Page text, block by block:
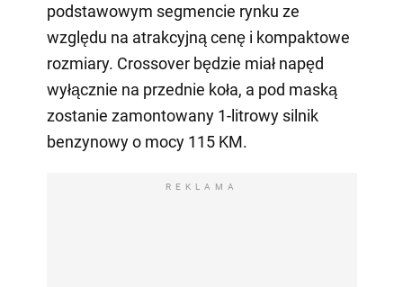
podstawowym segmencie rynku ze
względu na atrakcyjną cenę i kompaktowe
rozmiary. Crossover będzie miał napęd
wyłącznie na przednie koła, a pod maską
zostanie zamontowany 1-litrowy silnik
benzynowy o mocy 115 KM.
REKLAMA